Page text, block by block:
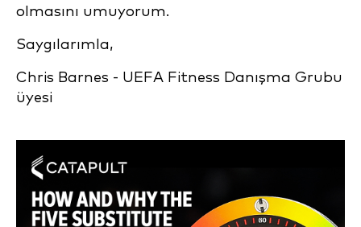
olmasını umuyorum.
Saygılarımla,
Chris Barnes - UEFA Fitness Danışma Grubu
üyesi